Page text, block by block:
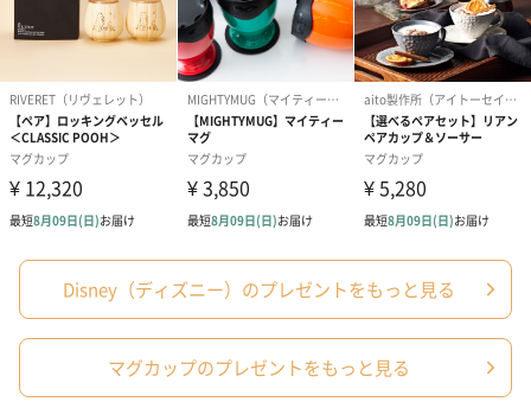
商品の形質上、のしを直接添付できない商品にのし風のカードを
同梱します。
※のし下はご記入いただけません。
※カードのデザインは一部変更する場合があります。
結婚祝い（御結婚御
祝）（110円）
出産祝い（御出産御
祝）（110円）
内祝い_蝶結
（110円）
Disney（ディズニー）のプレゼントをもっと見る
マグカップのプレゼントをもっと見る